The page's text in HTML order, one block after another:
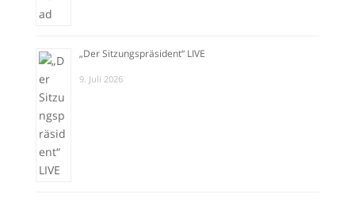
„Der Sitzungspräsident“ LIVE
9. Juli 2026